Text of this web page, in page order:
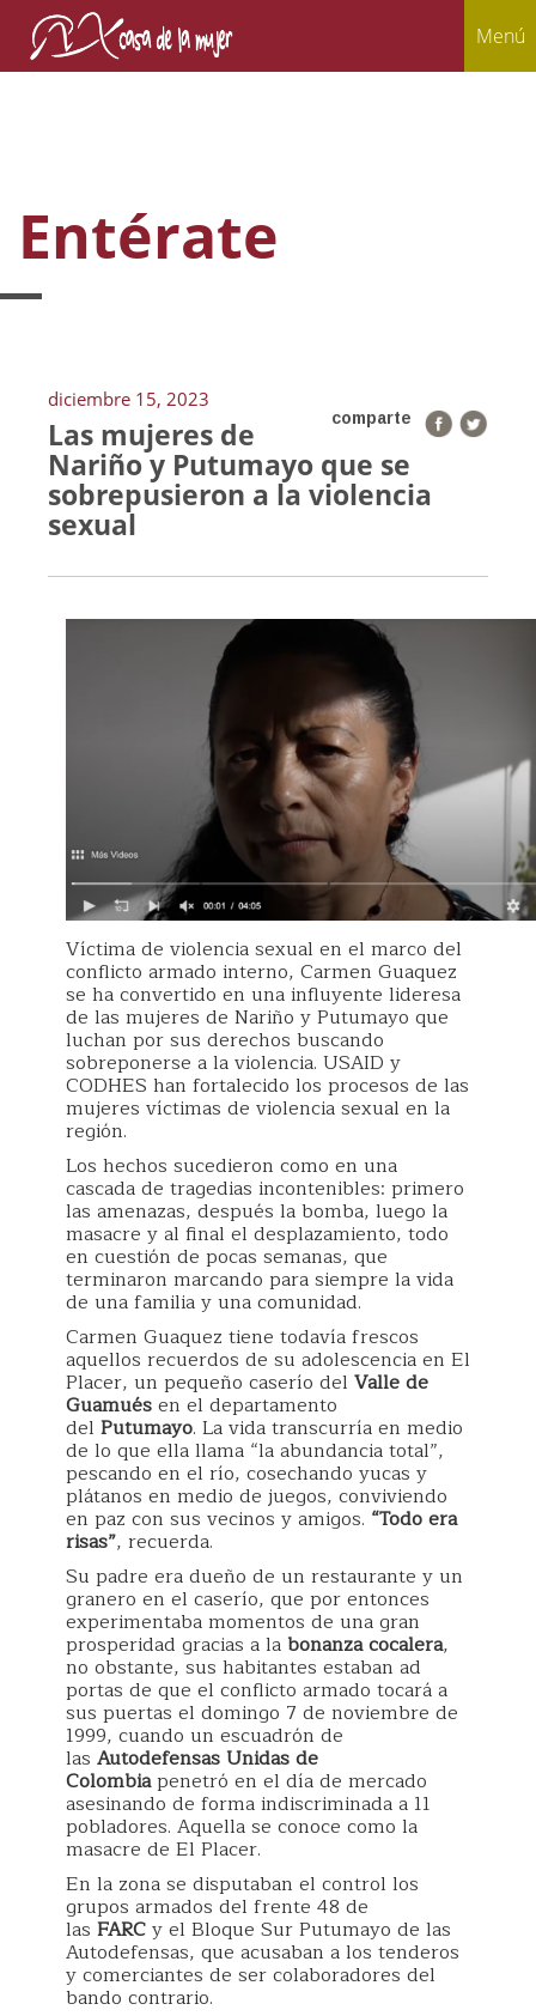
Menú
Entérate
diciembre 15, 2023
comparte
Las mujeres de
Nariño y Putumayo que se
sobrepusieron a la violencia
sexual
Víctima de violencia sexual en el marco del
conflicto armado interno, Carmen Guaquez
se ha convertido en una influyente lideresa
de las mujeres de Nariño y Putumayo que
luchan por sus derechos buscando
sobreponerse a la violencia. USAID y
CODHES han fortalecido los procesos de las
mujeres víctimas de violencia sexual en la
región.
Los hechos sucedieron como en una
cascada de tragedias incontenibles: primero
las amenazas, después la bomba, luego la
masacre y al final el desplazamiento, todo
en cuestión de pocas semanas, que
terminaron marcando para siempre la vida
de una familia y una comunidad.
Carmen Guaquez tiene todavía frescos
aquellos recuerdos de su adolescencia en El
Placer, un pequeño caserío del Valle de
Guamuésen el departamento
del Putumayo. La vida transcurría en medio
de lo que ella llama “la abundancia total”,
pescando en el río, cosechando yucas y
plátanos en medio de juegos, conviviendo
en paz con sus vecinos y amigos. “Todo era
risas”, recuerda.
Su padre era dueño de un restaurante y un
granero en el caserío, que por entonces
experimentaba momentos de una gran
prosperidad gracias a labonanza cocalera,
no obstante, sus habitantes estaban ad
portas de que el conflicto armado tocará a
sus puertas el domingo 7 de noviembre de
1999, cuando un escuadrón de
las Autodefensas Unidas de
Colombiapenetró en el día de mercado
asesinando de forma indiscriminada a 11
pobladores. Aquella se conoce como la
masacre de El Placer.
En la zona se disputaban el control los
grupos armados del frente 48 de
las FARCy el Bloque Sur Putumayo de las
Autodefensas, que acusaban a los tenderos
y comerciantes de ser colaboradores del
bando contrario.